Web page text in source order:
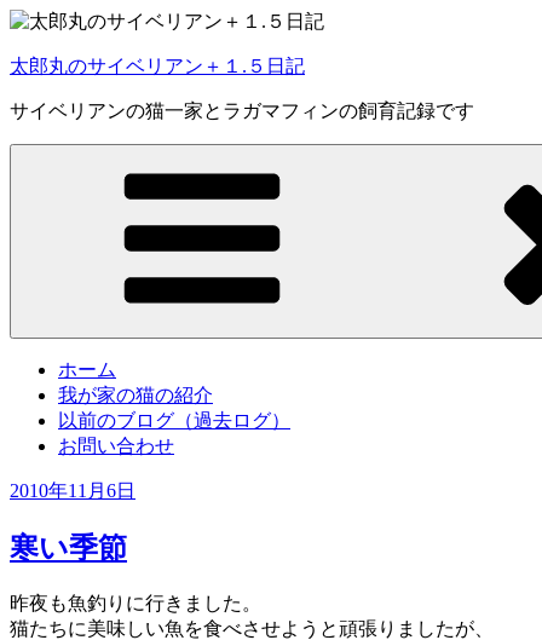
コ
テ
ツ
へ
太郎丸のサイベリアン＋１.５日記
サイベリアンの猫一家とラガマフィンの飼育記録です
ホーム
我が家の猫の紹介
以前のブログ（過去ログ）
お問い合わせ
投
日:
2010年11月6日
寒い季節
昨夜も魚釣りに行きました。
猫たちに美味しい魚を食べさせようと頑張りましたが、